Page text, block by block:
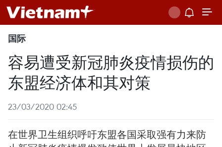
国际
容易遭受新冠肺炎疫情损伤的
东盟经济体和其对策
23/03/2020 02:45
在世界卫生组织呼吁东盟各国采取强有力来防